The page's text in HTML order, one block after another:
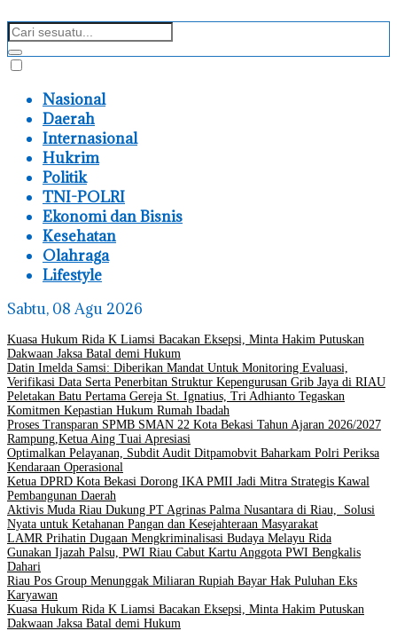
Nasional
Daerah
Internasional
Hukrim
Politik
TNI-POLRI
Ekonomi dan Bisnis
Kesehatan
Olahraga
Lifestyle
Sabtu, 08 Agu 2026
Kuasa Hukum Rida K Liamsi Bacakan Eksepsi, Minta Hakim Putuskan
Dakwaan Jaksa Batal demi Hukum
Datin Imelda Samsi: Diberikan Mandat Untuk Monitoring Evaluasi,
Verifikasi Data Serta Penerbitan Struktur Kepengurusan Grib Jaya di RIAU
Peletakan Batu Pertama Gereja St. Ignatius, Tri Adhianto Tegaskan
Komitmen Kepastian Hukum Rumah Ibadah
Proses Transparan SPMB SMAN 22 Kota Bekasi Tahun Ajaran 2026/2027
Rampung,Ketua Aing Tuai Apresiasi
Optimalkan Pelayanan, Subdit Audit Ditpamobvit Baharkam Polri Periksa
Kendaraan Operasional
Ketua DPRD Kota Bekasi Dorong IKA PMII Jadi Mitra Strategis Kawal
Pembangunan Daerah
Aktivis Muda Riau Dukung PT Agrinas Palma Nusantara di Riau, Solusi
Nyata untuk Ketahanan Pangan dan Kesejahteraan Masyarakat
LAMR Prihatin Dugaan Mengkriminalisasi Budaya Melayu Rida
Gunakan Ijazah Palsu, PWI Riau Cabut Kartu Anggota PWI Bengkalis
Dahari
Riau Pos Group Menunggak Miliaran Rupiah Bayar Hak Puluhan Eks
Karyawan
Kuasa Hukum Rida K Liamsi Bacakan Eksepsi, Minta Hakim Putuskan
Dakwaan Jaksa Batal demi Hukum